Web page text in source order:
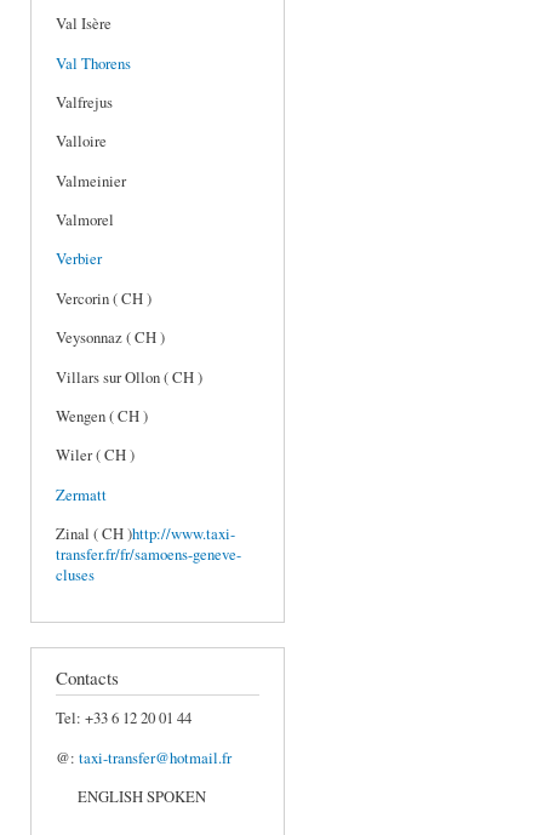
Val Isère
Val Thorens
Valfrejus
Valloire
Valmeinier
Valmorel
Verbier
Vercorin ( CH )
Veysonnaz ( CH )
Villars sur Ollon ( CH )
Wengen ( CH )
Wiler ( CH )
Zermatt
Zinal ( CH )http://www.taxi-
transfer.fr/fr/samoens-geneve-
cluses
Contacts
Tel: +33 6 12 20 01 44
@: taxi-transfer@hotmail.fr
ENGLISH SPOKEN